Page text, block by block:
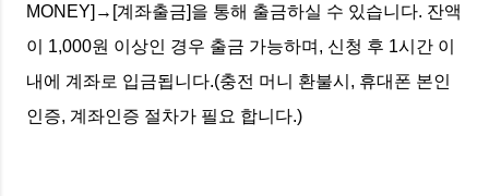
MONEY]→[계좌출금]을 통해 출금하실 수 있습니다. 잔액
이 1,000원 이상인 경우 출금 가능하며, 신청 후 1시간 이
내에 계좌로 입금됩니다.(충전 머니 환불시, 휴대폰 본인
인증, 계좌인증 절차가 필요 합니다.)